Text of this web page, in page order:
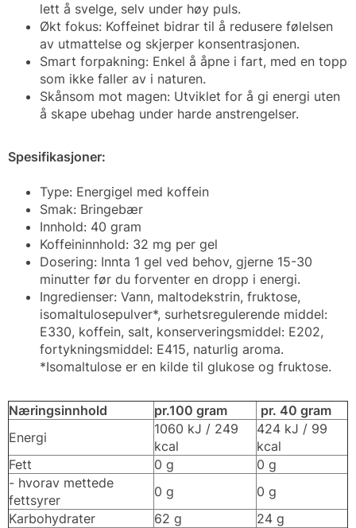
lett å svelge, selv under høy puls.
Økt fokus: Koffeinet bidrar til å redusere følelsen
av utmattelse og skjerper konsentrasjonen.
Smart forpakning: Enkel å åpne i fart, med en topp
som ikke faller av i naturen.
Skånsom mot magen: Utviklet for å gi energi uten
å skape ubehag under harde anstrengelser.
Spesifikasjoner:
Type: Energigel med koffein
Smak: Bringebær
Innhold: 40 gram
Koffeininnhold: 32 mg per gel
Dosering: Innta 1 gel ved behov, gjerne 15-30
minutter før du forventer en dropp i energi.
Ingredienser: Vann, maltodekstrin, fruktose,
isomaltulosepulver*, surhetsregulerende middel:
E330, koffein, salt, konserveringsmiddel: E202,
fortykningsmiddel: E415, naturlig aroma.
*Isomaltulose er en kilde til glukose og fruktose.
Næringsinnhold pr.100 gram
pr. 40 gram
Energi
1060 kJ / 249
kcal
424 kJ / 99
kcal
Fett
0 g
0 g
- hvorav mettede
fettsyrer
0 g
0 g
Karbohydrater
62 g
24 g